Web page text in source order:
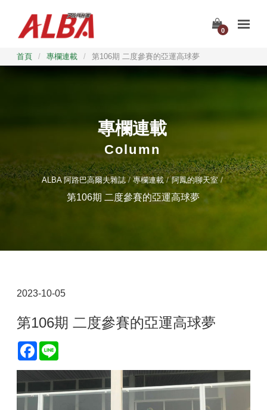
0
首頁 / 專欄連載 / 第106期 二度參賽的亞運高球夢
專欄連載
Column
ALBA 阿路巴高爾夫雜誌 專欄連載 阿鳳的聊天室
第106期 二度參賽的亞運高球夢
2023-10-05
第106期 二度參賽的亞運高球夢
Facebook